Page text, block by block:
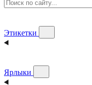
Этикетки
Ярлыки